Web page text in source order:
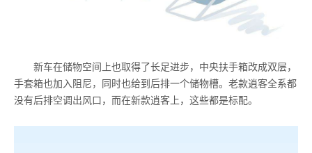
新车在储物空间上也取得了长足进步，中央扶手箱改成双层，
手套箱也加入阻尼，同时也给到后排一个储物槽。老款逍客全系都
没有后排空调出风口，而在新款逍客上，这些都是标配。